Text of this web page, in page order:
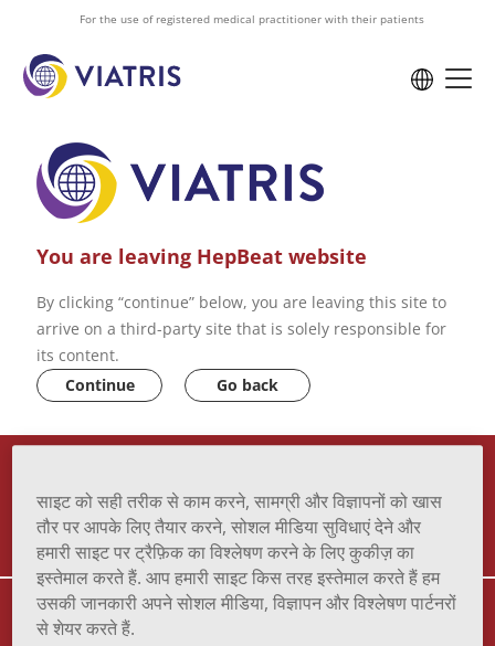
content
For the use of registered medical practitioner with their patients
You are leaving HepBeat website
By clicking “continue” below, you are leaving this site to
arrive on a third-party site that is solely responsible for
its content.
Continue
Go back
TERMS OF USE
TO REPORT ADVERSE EFFECT
VIATRIS and the Viatris Logo are trademarks of Mylan Inc., a Viatris
company.
साइट को सही तरीक से काम करने, सामग्री और विज्ञापनों को खास
तौर पर आपके लिए तैयार करने, सोशल मीडिया सुविधाएं देने और
हमारी साइट पर ट्रैफ़िक का विश्लेषण करने के लिए कुकीज़ का
इस्तेमाल करते हैं. आप हमारी साइट किस तरह इस्तेमाल करते हैं हम
उसकी जानकारी अपने सोशल मीडिया, विज्ञापन और विश्लेषण पार्टनरों
से शेयर करते हैं.